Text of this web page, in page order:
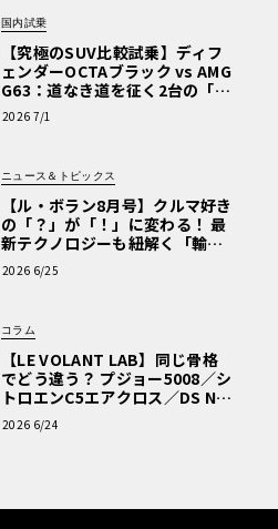
国内試乗
【究極のSUV比較試乗】ディフ
ェンダーOCTAブラック vs AMG
G63：道なき道を征く2台の「対
極的アプローチ」
2026 7/1
ニュース＆トピックス
【ル・ボラン8月号】クルマ好き
の「？」が「！」に変わる！ 最
新テクノロジーも紐解く「輸入
車Q&A」
2026 6/25
コラム
【LE VOLANT LAB】同じ骨格
でどう違う？ プジョー5008／シ
トロエンC5エアクロス／DS Nº4
読者一気乗りレポート
2026 6/24